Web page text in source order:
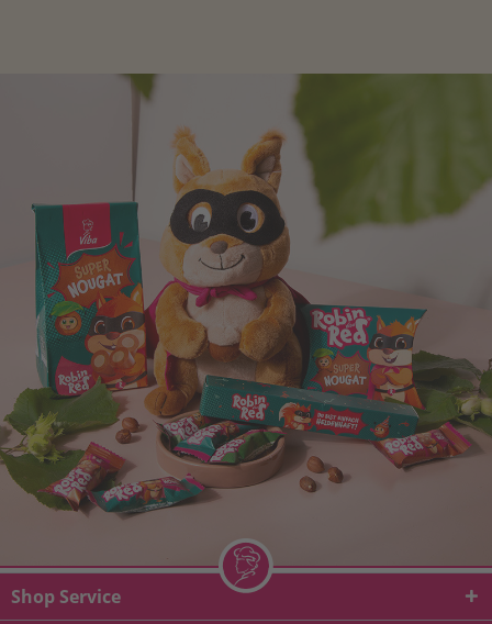
Shop Service